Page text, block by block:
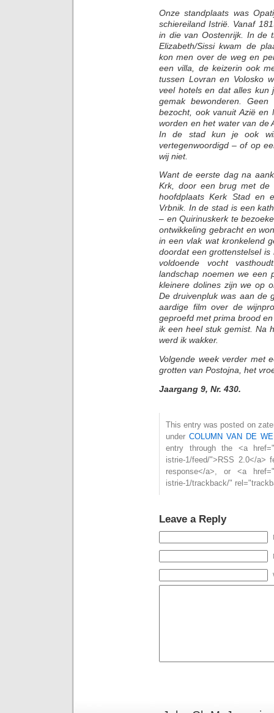
Onze standplaats was
schiereiland Istrië. Vanaf
in die van Oostenrijk. In de
Elizabeth/Sissi kwam de
kon men over de weg en
een villa, de keizerin ook
tussen Lovran en Volosko
veel hotels en dat alles kun
gemak bewonderen.
bezocht, ook vanuit Azië en
worden en het water van de
In de stad kun je ook
vertegenwoordigd – of op
wij niet.
Want de eerste dag na
Krk, door een brug met de
hoofdplaats Kerk Stad en
Vrbnik. In de stad is een
– en Quirinuskerk te
ontwikkeling gebracht en
in een vlak wat kronkelend
doordat een grottenstelsel
voldoende vocht
landschap noemen we een
kleinere dolines zijn we op
De druivenpluk was aan de
aardige film over de
geproefd met prima brood
ik een heel stuk gemist. Na
werd ik wakker.
Volgende week verder met
grotten van Postojna, het
Jaargang 9, Nr. 430.
This entry was posted on
under COLUMN VAN DE
entry through the <a
istrie-1/feed/">RSS 2.0</a>
response</a>, or <a
istrie-1/trackback/"
Leave a Reply